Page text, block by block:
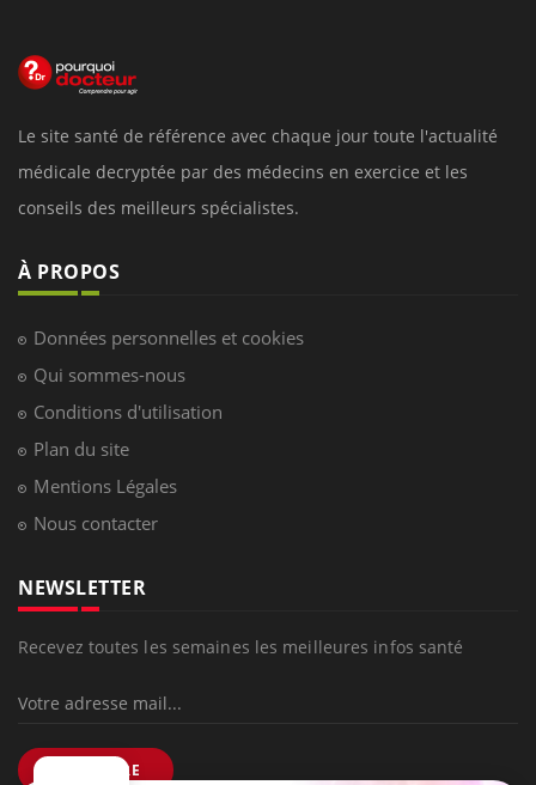
Le site santé de référence avec chaque jour toute l'actualité
médicale decryptée par des médecins en exercice et les
conseils des meilleurs spécialistes.
À PROPOS
Données personnelles et cookies
Qui sommes-nous
Conditions d'utilisation
Plan du site
Mentions Légales
Nous contacter
NEWSLETTER
Recevez toutes les semaines les meilleures infos santé
S'INSCRIRE